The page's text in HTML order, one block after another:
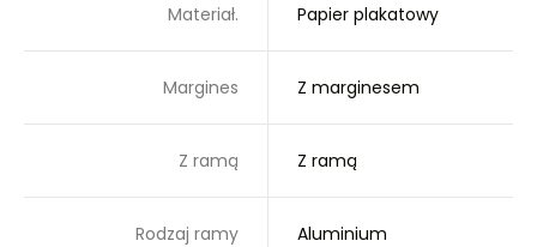
Materiał. Papier plakatowy
Margines Z marginesem
Z ramą Z ramą
Rodzaj ramy Aluminium